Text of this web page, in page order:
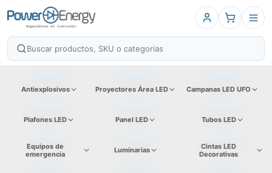
Antiexplosivos Proyectores Área LED Campanas LED UFO
Plafones LED Panel LED Tubos LED
Equipos de
emergencia
Luminarias
Cintas LED
Decorativas